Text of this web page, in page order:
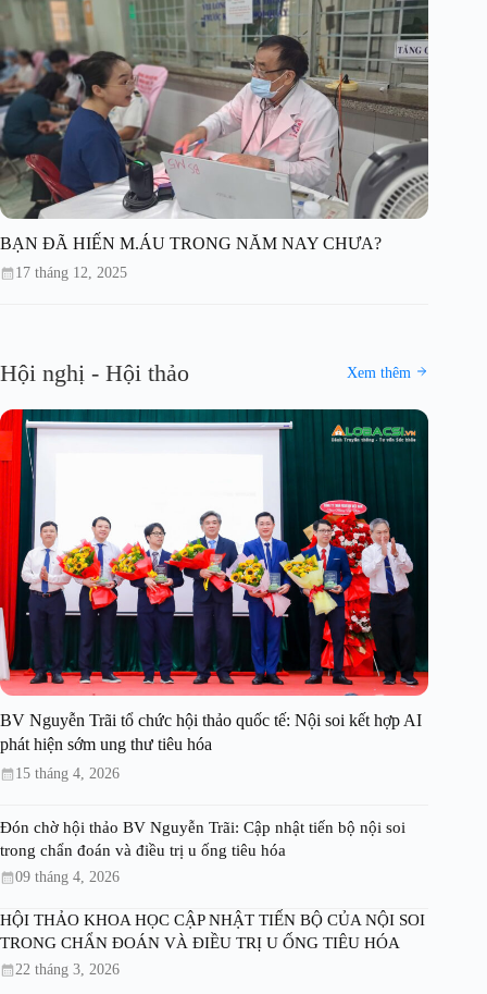
BẠN ĐÃ HIẾN M.ÁU TRONG NĂM NAY CHƯA?
17 tháng 12, 2025
Hội nghị - Hội thảo Xem thêm
BV Nguyễn Trãi tổ chức hội thảo quốc tế: Nội soi kết hợp AI
phát hiện sớm ung thư tiêu hóa
15 tháng 4, 2026
Đón chờ hội thảo BV Nguyễn Trãi: Cập nhật tiến bộ nội soi
trong chẩn đoán và điều trị u ống tiêu hóa
09 tháng 4, 2026
HỘI THẢO KHOA HỌC CẬP NHẬT TIẾN BỘ CỦA NỘI SOI
TRONG CHẨN ĐOÁN VÀ ĐIỀU TRỊ U ỐNG TIÊU HÓA
22 tháng 3, 2026